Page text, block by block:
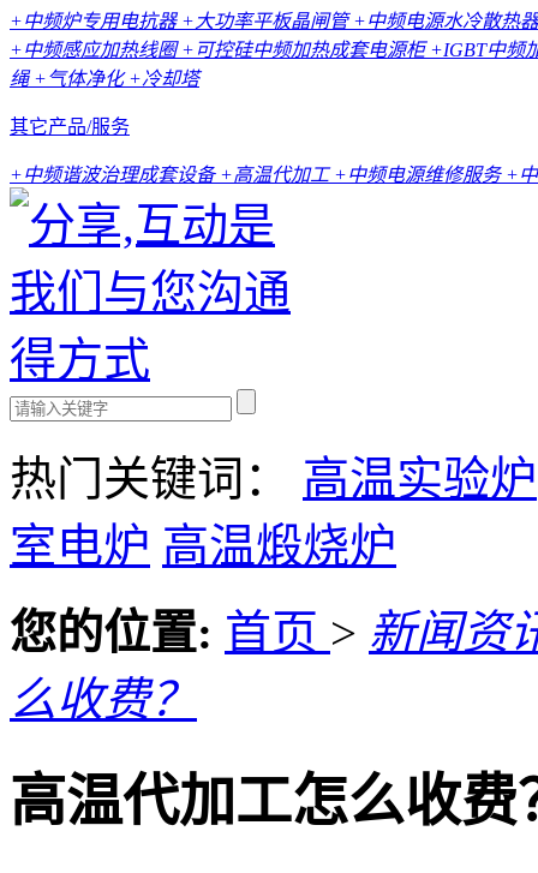
+中频炉专用电抗器 +大功率平板晶闸管+中频电源水冷散热
+中频感应加热线圈+可控硅中频加热成套电源柜+IGBT中频
绳 +气体净化+冷却塔
其它产品/服务
+中频谐波治理成套设备 +高温代加工+中频电源维修服务 +
热门关键词： 高温实验炉
室电炉 高温煅烧炉
您的位置: 首页 > 新闻资
么收费？
高温代加工怎么收费